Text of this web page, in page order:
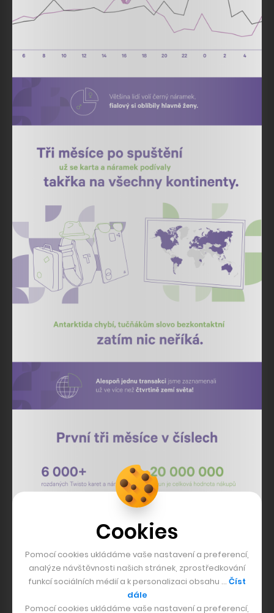
Cookies
Pomocí cookies ukládáme vaše nastavení a preferencí,
analýze návštěvnosti našich stránek, zprostředkování
funkcí sociálních médií a k personalizaci obsahu … Číst
dále
Pomocí cookies ukládáme vaše nastavení a preferencí,